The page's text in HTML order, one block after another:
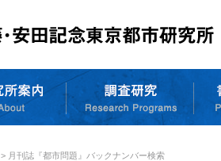
> 月刊誌『都市問題』バックナンバー検索